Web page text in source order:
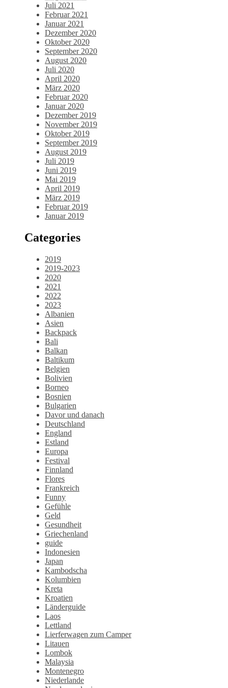
Juli 2021
Februar 2021
Januar 2021
Dezember 2020
Oktober 2020
September 2020
August 2020
Juli 2020
April 2020
März 2020
Februar 2020
Januar 2020
Dezember 2019
November 2019
Oktober 2019
September 2019
August 2019
Juli 2019
Juni 2019
Mai 2019
April 2019
März 2019
Februar 2019
Januar 2019
Categories
2019
2019-2023
2020
2021
2022
2023
Albanien
Asien
Backpack
Bali
Balkan
Baltikum
Belgien
Bolivien
Borneo
Bosnien
Bulgarien
Davor und danach
Deutschland
England
Estland
Europa
Festival
Finnland
Flores
Frankreich
Funny
Gefühle
Geld
Gesundheit
Griechenland
guide
Indonesien
Japan
Kambodscha
Kolumbien
Kreta
Kroatien
Länderguide
Laos
Lettland
Lierferwagen zum Camper
Litauen
Lombok
Malaysia
Montenegro
Niederlande